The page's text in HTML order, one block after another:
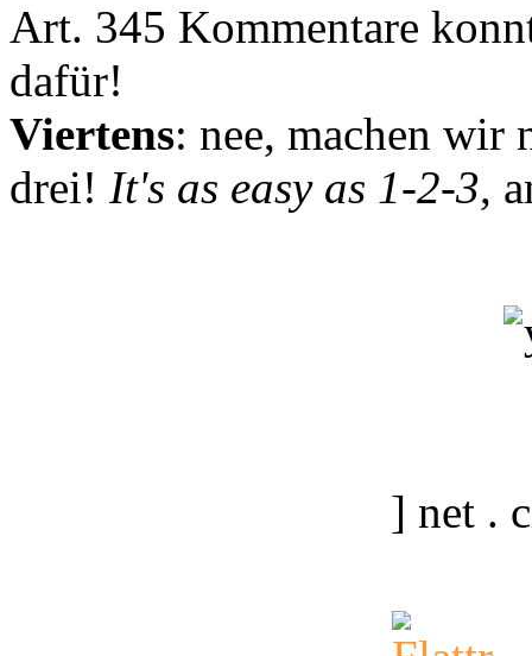
Art. 345 Kommentare
dafür!
Viertens: nee, machen wir
drei! It's as easy as 1-2-3,
] net .